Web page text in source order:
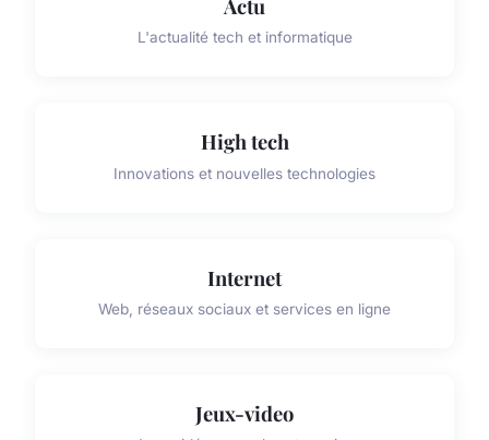
Actu
L'actualité tech et informatique
High tech
Innovations et nouvelles technologies
Internet
Web, réseaux sociaux et services en ligne
Jeux-video